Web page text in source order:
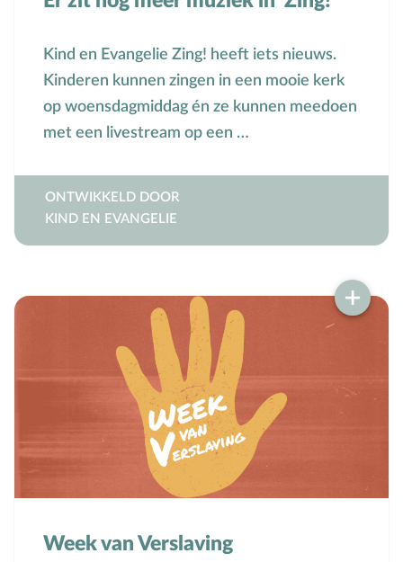
Kind en Evangelie Zing! heeft iets nieuws.
Kinderen kunnen zingen in een mooie kerk
op woensdagmiddag én ze kunnen meedoen
met een livestream op een …
ONTWIKKELD DOOR
KIND EN EVANGELIE
Week van Verslaving